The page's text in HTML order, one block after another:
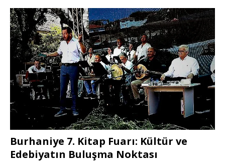
Burhaniye 7. Kitap Fuarı: Kültür ve
Edebiyatın Buluşma Noktası